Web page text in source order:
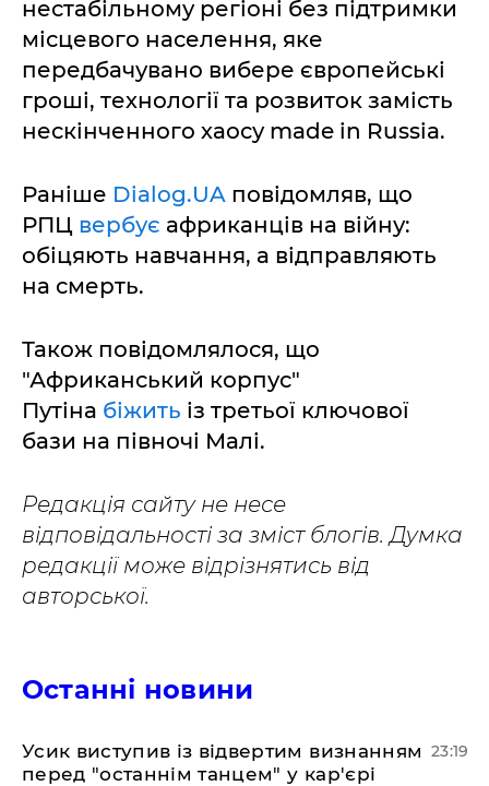
нестабільному регіоні без підтримки
місцевого населення, яке
передбачувано вибере європейські
гроші, технології та розвиток замість
нескінченного хаосу made in Russia.
Раніше Dialog.UA повідомляв, що
РПЦ вербує африканців на війну:
обіцяють навчання, а відправляють
на смерть.
Також повідомлялося, що
"Африканський корпус"
Путіна біжить із третьої ключової
бази на півночі Малі.
Редакція сайту не несе
відповідальності за зміст блогів. Думка
редакції може відрізнятись від
авторської.
Останні новини
​Усик виступив із відвертим визнанням
перед "останнім танцем" у кар'єрі
23:19